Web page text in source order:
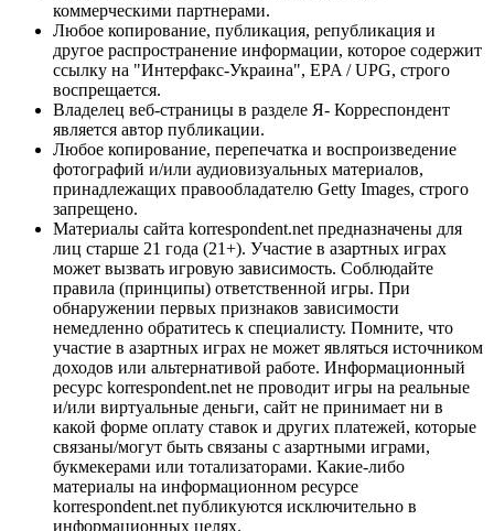
коммерческими партнерами.
Любое копирование, публикация, републикация и
другое распространение информации, которое содержит
ссылку на "Интерфакс-Украина", EPA / UPG, строго
воспрещается.
Владелец веб-страницы в разделе Я- Корреспондент
является автор публикации.
Любое копирование, перепечатка и воспроизведение
фотографий и/или аудиовизуальных материалов,
принадлежащих правообладателю Getty Images, строго
запрещено.
Материалы сайта korrespondent.net предназначены для
лиц старше 21 года (21+). Участие в азартных играх
может вызвать игровую зависимость. Соблюдайте
правила (принципы) ответственной игры. При
обнаружении первых признаков зависимости
немедленно обратитесь к специалисту. Помните, что
участие в азартных играх не может являться источником
доходов или альтернативой работе. Информационный
ресурс korrespondent.net не проводит игры на реальные
и/или виртуальные деньги, сайт не принимает ни в
какой форме оплату ставок и других платежей, которые
связаны/могут быть связаны с азартными играми,
букмекерами или тотализаторами. Какие-либо
материалы на информационном ресурсе
korrespondent.net публикуются исключительно в
информационных целях.